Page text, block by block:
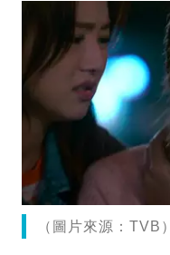
（圖片來源：TVB）